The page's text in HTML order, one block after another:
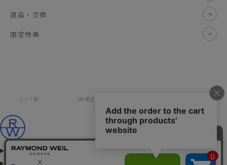
返品・交換
限定特典
スイス製 2年保証 安全な決済方法
コレクション
メゾンについて